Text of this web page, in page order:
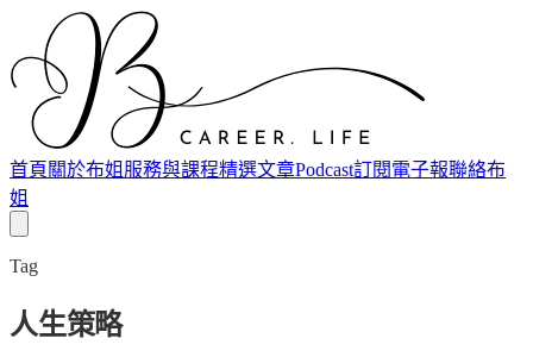
首頁 關於布姐 服務與課程精選文章Podcast訂閱電子報聯絡布
姐
Tag
人生策略